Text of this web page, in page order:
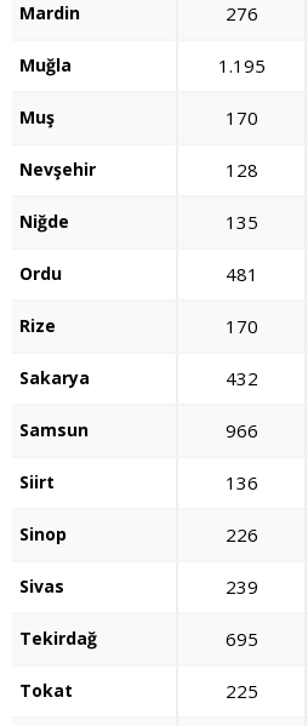
Mardin 276
Muğla 1.195
Muş 170
Nevşehir 128
Niğde 135
Ordu 481
Rize 170
Sakarya 432
Samsun 966
Siirt 136
Sinop 226
Sivas 239
Tekirdağ 695
Tokat 225